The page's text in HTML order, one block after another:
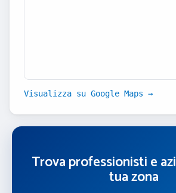
Visualizza su Google Maps →
Trova professionisti e
tua zona